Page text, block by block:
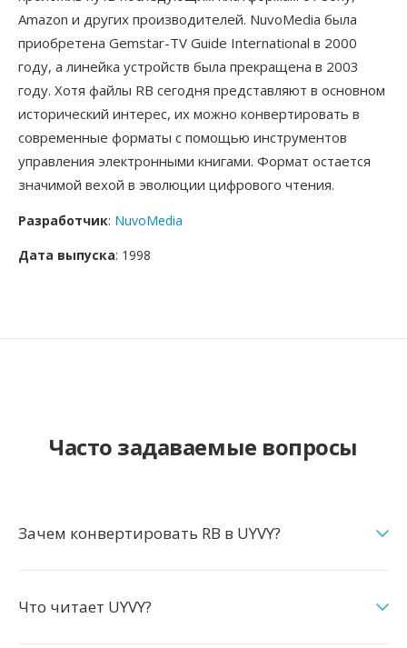
Amazon и других производителей. NuvoMedia была
приобретена Gemstar-TV Guide International в 2000
году, а линейка устройств была прекращена в 2003
году. Хотя файлы RB сегодня представляют в основном
исторический интерес, их можно конвертировать в
современные форматы с помощью инструментов
управления электронными книгами. Формат остается
значимой вехой в эволюции цифрового чтения.
Разработчик: NuvoMedia
Дата выпуска: 1998
Часто задаваемые вопросы
Зачем конвертировать RB в UYVY?
Что читает UYVY?